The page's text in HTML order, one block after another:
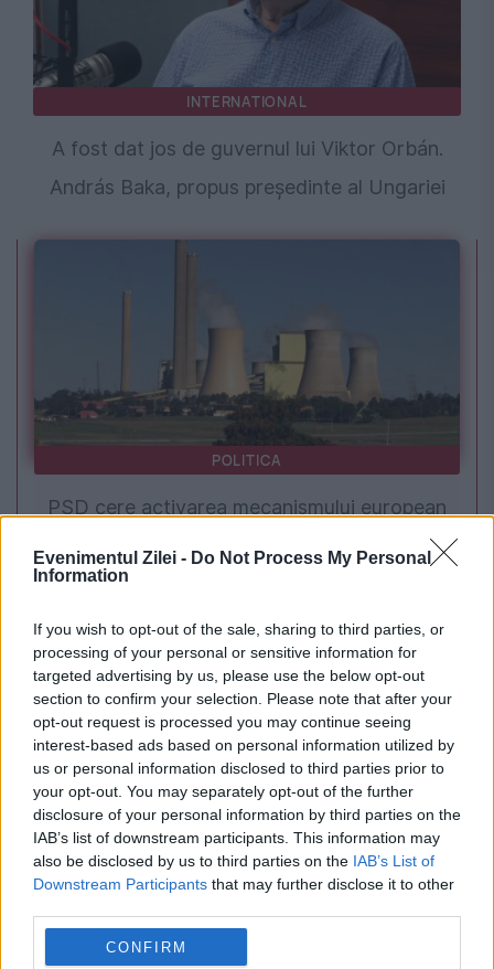
Evenimentul Zilei - Do Not Process My Personal
Information
If you wish to opt-out of the sale, sharing to third parties, or
processing of your personal or sensitive information for
targeted advertising by us, please use the below opt-out
section to confirm your selection. Please note that after your
opt-out request is processed you may continue seeing
interest-based ads based on personal information utilized by
us or personal information disclosed to third parties prior to
your opt-out. You may separately opt-out of the further
disclosure of your personal information by third parties on the
IAB’s list of downstream participants. This information may
also be disclosed by us to third parties on the IAB’s List of
Downstream Participants that may further disclose it to other
CONFIRM
INTERNATIONAL
A fost dat jos de guvernul lui Viktor Orbán.
András Baka, propus președinte al Ungariei
POLITICA
PSD cere activarea mecanismului european
de urgență pentru energie și susține
menținerea centralelor pe cărbune. Critici la
adresa lui Bolojan
SPORT
Gianni Infantino, șeful FIFA, nu cedează